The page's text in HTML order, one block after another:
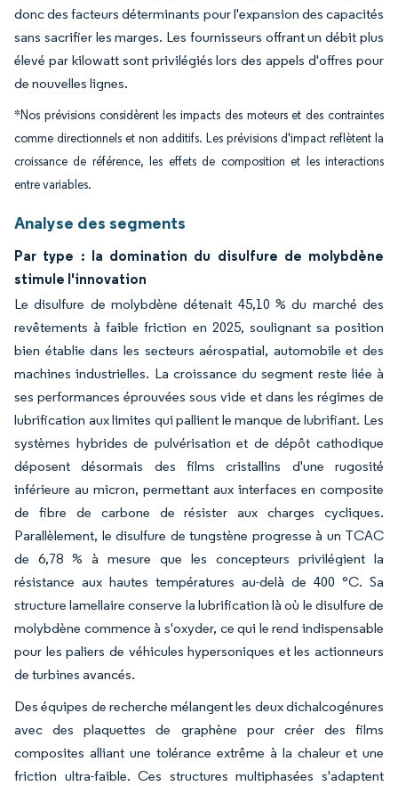
donc des facteurs déterminants pour l'expansion des capacités
sans sacrifier les marges. Les fournisseurs offrant un débit plus
élevé par kilowatt sont privilégiés lors des appels d'offres pour
de nouvelles lignes.
*Nos prévisions considèrent les impacts des moteurs et des contraintes
comme directionnels et non additifs. Les prévisions d'impact reflètent la
croissance de référence, les effets de composition et les interactions
entre variables.
Analyse des segments
Par type : la domination du disulfure de molybdène
stimule l'innovation
Le disulfure de molybdène détenait 45,10 % du marché des
revêtements à faible friction en 2025, soulignant sa position
bien établie dans les secteurs aérospatial, automobile et des
machines industrielles. La croissance du segment reste liée à
ses performances éprouvées sous vide et dans les régimes de
lubrification aux limites qui pallient le manque de lubrifiant. Les
systèmes hybrides de pulvérisation et de dépôt cathodique
déposent désormais des films cristallins d'une rugosité
inférieure au micron, permettant aux interfaces en composite
de fibre de carbone de résister aux charges cycliques.
Parallèlement, le disulfure de tungstène progresse à un TCAC
de 6,78 % à mesure que les concepteurs privilégient la
résistance aux hautes températures au-delà de 400 °C. Sa
structure lamellaire conserve la lubrification là où le disulfure de
molybdène commence à s'oxyder, ce qui le rend indispensable
pour les paliers de véhicules hypersoniques et les actionneurs
de turbines avancés.
Des équipes de recherche mélangent les deux dichalcogénures
avec des plaquettes de graphène pour créer des films
composites alliant une tolérance extrême à la chaleur et une
friction ultra-faible. Ces structures multiphasées s'adaptent